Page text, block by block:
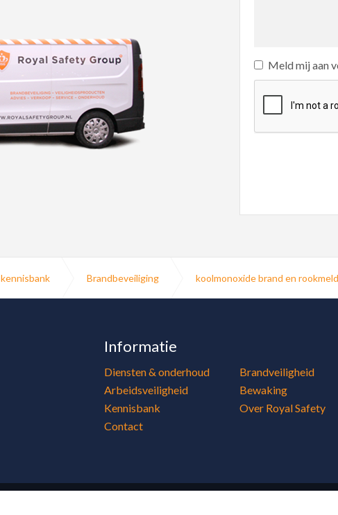
Meld mij aan
Brandbeveiliging koolmonoxide brand en
Informatie
Diensten & onderhoud
Brandveiligheid
Arbeidsveiligheid
Bewaking
Kennisbank
Over Royal Safety
Contact